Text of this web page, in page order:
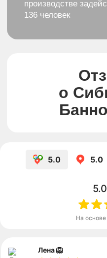
5.0 5.0
5.0
На основе
Лена 🦁
Telegram-канал